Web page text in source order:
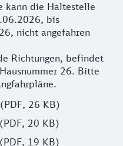
kann die Haltestelle
bis
nicht angefahren
Richtungen, befindet
26. Bitte
26 KB)
20 KB)
19 KB)